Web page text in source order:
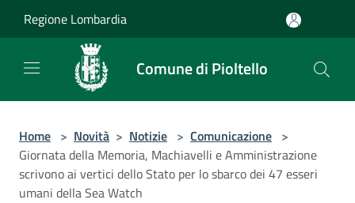
Regione Lombardia
Comune di Pioltello
Home > Novità > Notizie > Comunicazione >
Giornata della Memoria, Machiavelli e Amministrazione
scrivono ai vertici dello Stato per lo sbarco dei 47 esseri
umani della Sea Watch